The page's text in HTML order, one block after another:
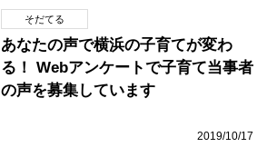
そだてる
あなたの声で横浜の子育てが変わ
る！ Webアンケートで子育て当事者
の声を募集しています
2019/10/17